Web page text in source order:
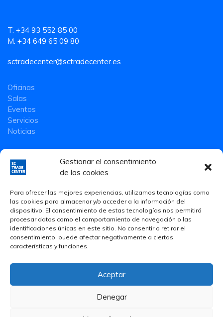
Gestionar el consentimiento
de las cookies
Para ofrecer las mejores experiencias, utilizamos tecnologías como
las cookies para almacenar y/o acceder a la información del
dispositivo. El consentimiento de estas tecnologías nos permitirá
procesar datos como el comportamiento de navegación o las
identificaciones únicas en este sitio. No consentir o retirar el
consentimiento, puede afectar negativamente a ciertas
características y funciones.
Aceptar
Denegar
T. +34 93 552 85 00
M. +34 649 65 09 80
sctradecenter@sctradecenter.es
Oficinas
Salas
Eventos
Servicios
Noticias
Política de privacidad
© 2020 Smart Community Trade Center S.L.